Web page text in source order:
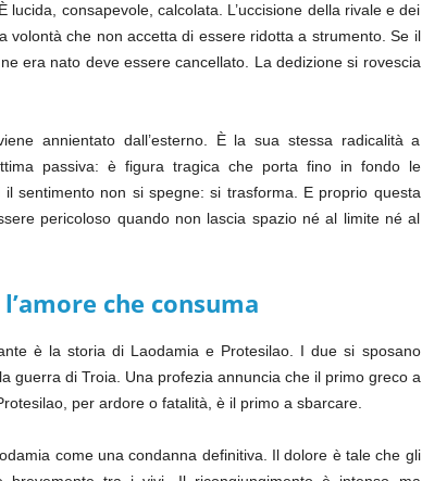
consapevole, calcolata. L’uccisione della rivale e dei
volontà che non accetta di essere ridotta a strumento. Se il
era nato deve essere cancellato. La dedizione si rovescia
annientato dall’esterno. È la sua stessa radicalità a
passiva: è figura tragica che porta fino in fondo le
sentimento non si spegne: si trasforma. E proprio questa
pericoloso quando non lascia spazio né al limite né al
che consuma
è la storia di Laodamia e Protesilao. I due si sposano
guerra di Troia. Una profezia annuncia che il primo greco a
per ardore o fatalità, è il primo a sbarcare.
come una condanna definitiva. Il dolore è tale che gli